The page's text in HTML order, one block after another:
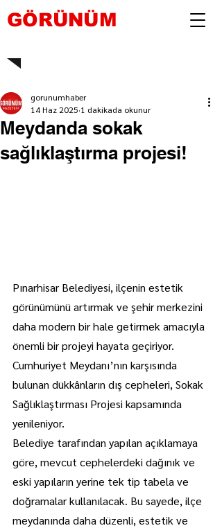
GÖRÜNÜM
Meydanda sokak
sağlıklaştırma projesi!
gorunumhaber
14 Haz 2025 1 dakikada okunur
Pınarhisar Belediyesi, ilçenin estetik
görünümünü artırmak ve şehir merkezini
daha modern bir hale getirmek amacıyla
önemli bir projeyi hayata geçiriyor.
Cumhuriyet Meydanı’nın karşısında
bulunan dükkânların dış cepheleri, Sokak
Sağlıklaştırması Projesi kapsamında
yenileniyor.
Belediye tarafından yapılan açıklamaya
göre, mevcut cephelerdeki dağınık ve
eski yapıların yerine tek tip tabela ve
doğramalar kullanılacak. Bu sayede, ilçe
meydanında daha düzenli, estetik ve